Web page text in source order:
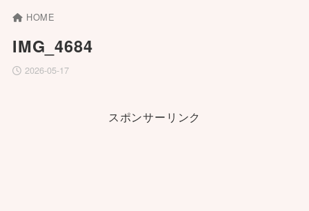
HOME
IMG_4684
2026-05-17
スポンサーリンク